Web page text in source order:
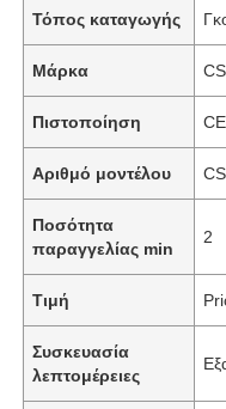
Τόπος καταγωγής
Μάρκα CS
Πιστοποίηση CE
Αριθμό μοντέλου
Ποσότητα
παραγγελίας min
2
Τιμή
Συσκευασία
λεπτομέρειες